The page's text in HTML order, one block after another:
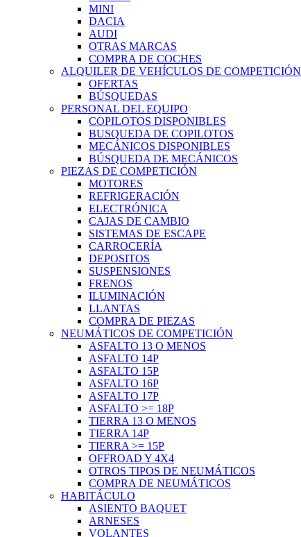
MINI
DACIA
AUDI
OTRAS MARCAS
COMPRA DE COCHES
ALQUILER DE VEHÍCULOS DE COMPETICIÓN
OFERTAS
BÚSQUEDAS
PERSONAL DEL EQUIPO
COPILOTOS DISPONIBLES
BUSQUEDA DE COPILOTOS
MECÁNICOS DISPONIBLES
BÚSQUEDA DE MECÁNICOS
PIEZAS DE COMPETICIÓN
MOTORES
REFRIGERACIÓN
ELECTRÓNICA
CAJAS DE CAMBIO
SISTEMAS DE ESCAPE
CARROCERÍA
DEPOSITOS
SUSPENSIONES
FRENOS
ILUMINACIÓN
LLANTAS
COMPRA DE PIEZAS
NEUMÁTICOS DE COMPETICIÓN
ASFALTO 13 O MENOS
ASFALTO 14P
ASFALTO 15P
ASFALTO 16P
ASFALTO 17P
ASFALTO >= 18P
TIERRA 13 O MENOS
TIERRA 14P
TIERRA >= 15P
OFFROAD Y 4X4
OTROS TIPOS DE NEUMÁTICOS
COMPRA DE NEUMÁTICOS
HABITÁCULO
ASIENTO BAQUET
ARNESES
VOLANTES